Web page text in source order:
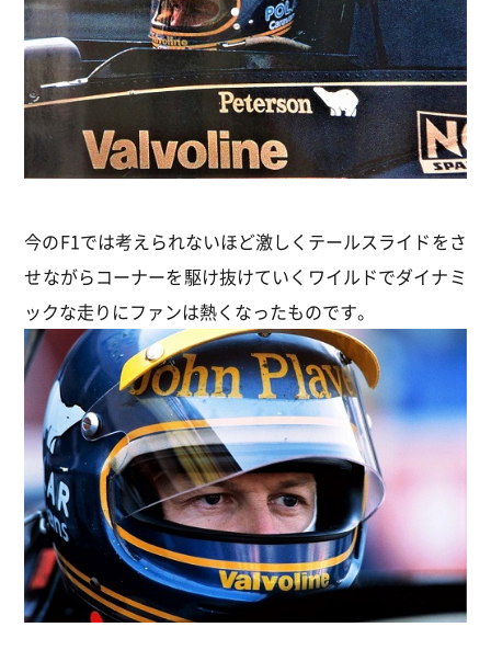
今のF1では考えられないほど激しくテールスライドをさ
せながらコーナーを駆け抜けていくワイルドでダイナミ
ックな走りにファンは熱くなったものです。